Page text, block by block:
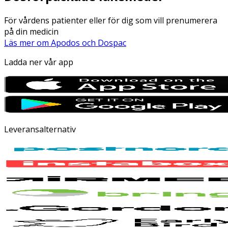
För vårdens patienter eller för dig som vill prenumerera
på din medicin
Läs mer om Apodos och Dospac
Ladda ner vår app
Leveransalternativ